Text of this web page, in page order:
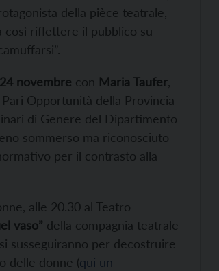
della pièce teatrale,
così riflettere il pubblico su
24 novembre con Maria Taufer
Opportunità della Provincia
di Genere del Dipartimento
sommerso ma riconosciuto
per il contrasto alla
alle 20.30 al Teatro
vaso” della compagnia teatrale
susseguiranno per decostruire
delle donne (qui un